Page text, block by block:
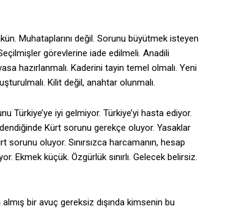
Muhataplarını değil. Sorunu büyütmek isteyen
görevlerine iade edilmeli. Anadili
hazırlanmalı. Kaderini tayin temel olmalı. Yeni
Kilit değil, anahtar olunmalı.
Türkiye’ye iyi gelmiyor. Türkiye’yi hasta ediyor.
Kürt sorunu gerekçe oluyor. Yasaklar
oluyor. Sınırsızca harcamanın, hesap
Ekmek küçük. Özgürlük sınırlı. Gelecek belirsiz.
bir avuç gereksiz dışında kimsenin bu